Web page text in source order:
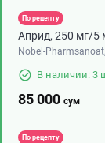
По рецепту
Априд, 250 мг/5
Nobel-
В наличии: 3
85 000 сум
По рецепту